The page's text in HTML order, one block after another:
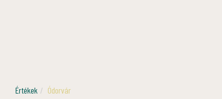
Értékek Ódorvár